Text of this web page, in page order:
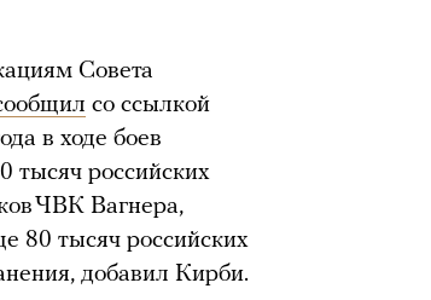
Совета
со ссылкой
в ходе боев
тысяч российских
ЧВК Вагнера,
80 тысяч российских
добавил Кирби.